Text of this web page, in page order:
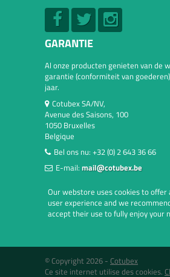
GARANTIE
Al onze producten genieten van de
garantie (conformiteit van
jaar.
Cotubex SA/NV,
Avenue des Saisons, 100
1050 Bruxelles
Belgique
Bel ons nu: +32 (0) 2 643 36 66
E-mail: mail@cotubex.be
Our webstore uses cookies to
user experience and we
accept their use to fully enjoy your
© Copyright 2026 - Cotubex
Ce site internet utilise des cookies.